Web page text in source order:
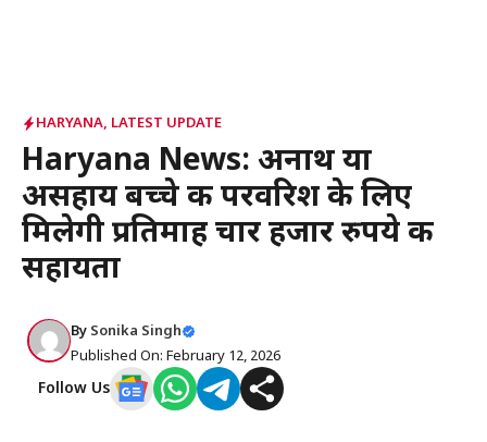
HARYANA, LATEST UPDATE
Haryana News: अनाथ या
असहाय बच्चे की परवरिश के लिए
मिलेगी प्रतिमाह चार हजार रुपये की
सहायता
By Sonika Singh
Published On: February 12, 2026
Follow Us